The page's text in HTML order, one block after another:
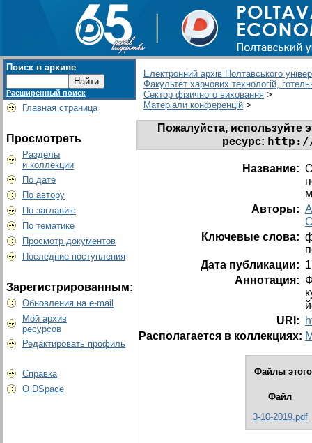
Поиск в архиве
Расширенный поиск
Главная страница
Просмотреть
Разделы
и коллекции
По дате
По автору
По заглавию
По тематике
Просмотр документов
Последние поступления
Зарегистрированным:
Обновления на e-mail
Мой архив
ресурсов
Редактировать профиль
Справка
О DSpace
Електронний архів Полтавського
Факультет харчових технологій,
Сектор фізичного виховання >
Матеріали конференцій >
Пожалуйста, используйте
ресурс: http://
Название:
Авторы:
Ключевые слова:
Дата публикации:
Аннотация:
URI:
Располагается в коллекциях:
Файлы
Файл
3-10-2019.pdf